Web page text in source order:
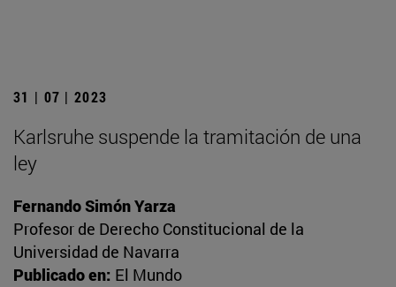
31 | 07 | 2023
Karlsruhe suspende la tramitación de una
ley
Fernando Simón Yarza
Profesor de Derecho Constitucional de la
Universidad de Navarra
Publicado en: El Mundo